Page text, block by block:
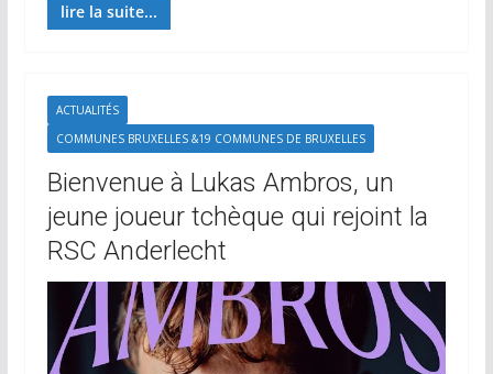
lire la suite...
ACTUALITÉS
COMMUNES BRUXELLES &19 COMMUNES DE BRUXELLES
Bienvenue à Lukas Ambros, un
jeune joueur tchèque qui rejoint la
RSC Anderlecht